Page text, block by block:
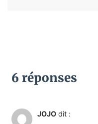
6 réponses
JOJO dit :